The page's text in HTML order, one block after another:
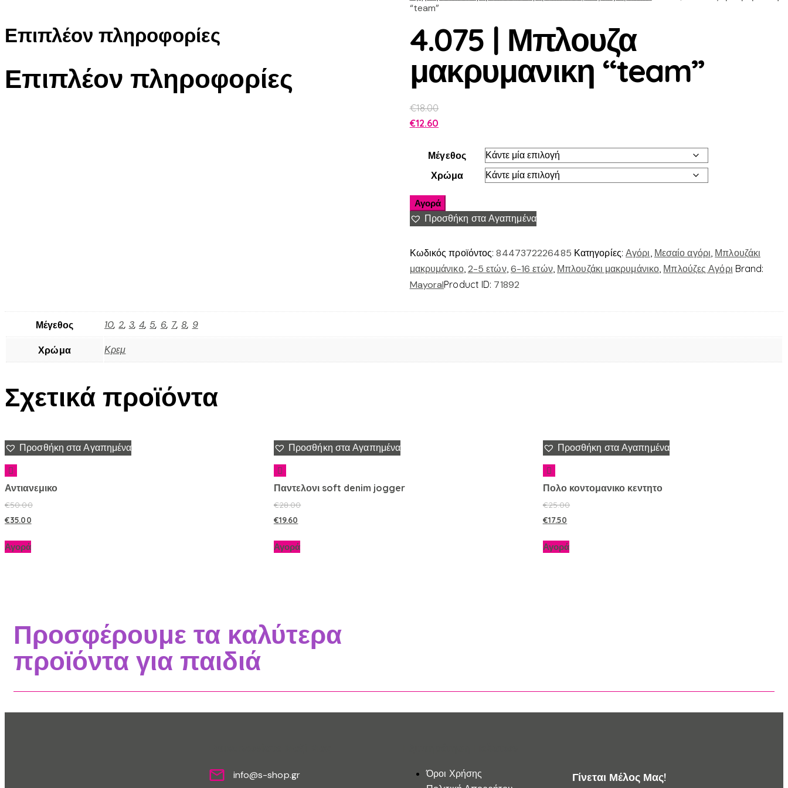
“team”
4.075 | Μπλουζα
μακρυμανικη “team”
€18.00
€12.60
Μέγεθος
Χρώμα
Αγορά
Προσθήκη στα Αγαπημένα
Κωδικός προϊόντος:8447372226485 Κατηγορίες:Αγόρι Μεσαίο αγόρι Μπλουζάκι
μακρυμάνικο, 2-5 ετών, 6-16 ετών, Μπλουζάκι μακρυμάνικο Μπλούζες Αγόρι Brand:
MayoralProduct ID: 71892
Επιπλέον πληροφορίες
Επιπλέον πληροφορίες
Μέγεθος 10,2, 3,4, 5, 6, 7, 8, 9
Χρώμα Κρεμ
Σχετικά προϊόντα
Προσθήκη στα Αγαπημένα
Αντιανεμικο
€50.00
€35.00
Αγορά
Προσθήκη στα Αγαπημένα
Παντελονι soft denim jogger
€28.00
€19.60
Αγορά
Προσθήκη στα Αγαπημένα
Πολο κοντομανικο κεντητο
€25.00
€17.50
Αγορά
Προσφέρουμε τα καλύτερα
προϊόντα για παιδιά
info@s-shop.gr
Όροι Χρήσης
Γίνεται Μέλος Μας!